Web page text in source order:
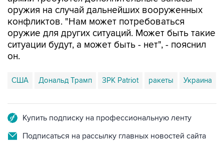
оружие для других ситуаций. Может быть такие
ситуации будут, а может быть - нет", - пояснил
он.
США
Подписаться на рассылку главных новостей сайта
Получать оперативные новости в официальном
канале